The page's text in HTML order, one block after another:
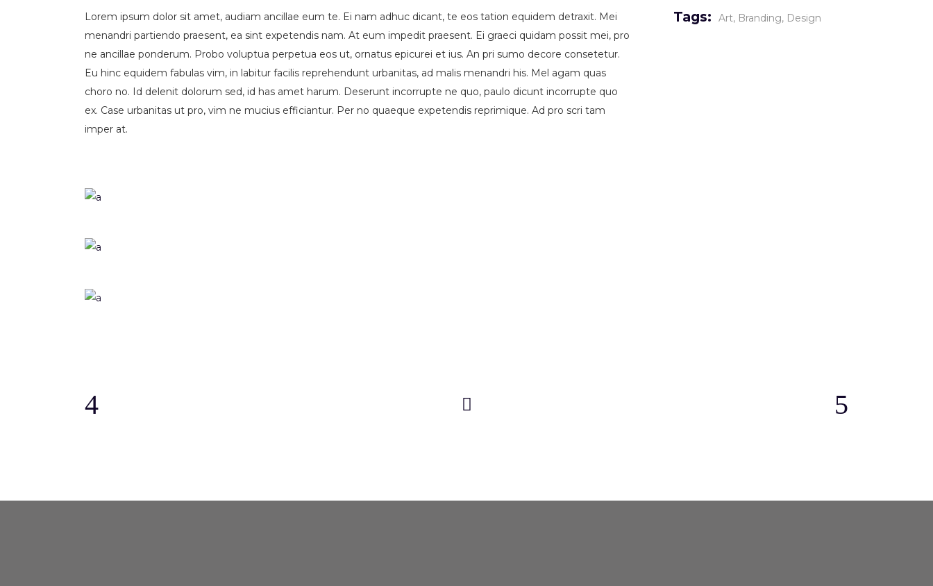
Lorem ipsum dolor sit amet, audiam ancillae eum te. Ei nam adhuc dicant, te eos tation equidem detraxit. Mei
menandri partiendo praesent, ea sint expetendis nam. At eum impedit praesent. Ei graeci quidam possit mei, pro
ne ancillae ponderum. Probo voluptua perpetua eos ut, ornatus epicurei et ius. An pri sumo decore consetetur.
Eu hinc equidem fabulas vim, in labitur facilis reprehendunt urbanitas, ad malis menandri his. Mel agam quas
choro no. Id delenit dolorum sed, id has amet harum. Deserunt incorrupte ne quo, paulo dicunt incorrupte quo
ex. Case urbanitas ut pro, vim ne mucius efficiantur. Per no quaeque expetendis reprimique. Ad pro scri tam
imper at.
Tags: Art Branding Design